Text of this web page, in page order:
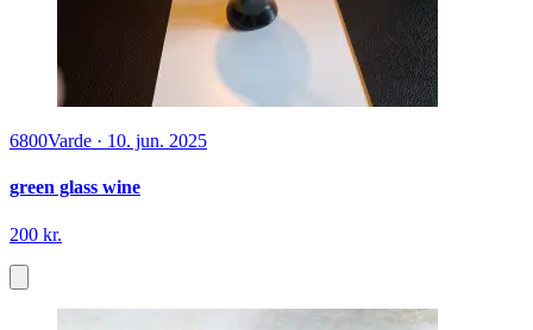
6800Varde · 10. jun. 2025
green glass wine
200 kr.